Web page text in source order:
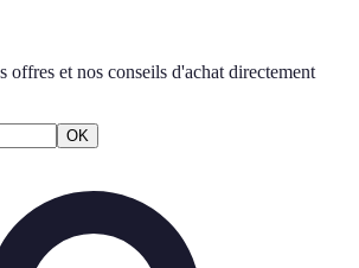
offres et nos conseils d'achat directement
OK